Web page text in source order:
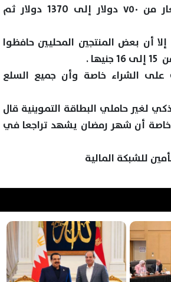
أسعار الزيت عالميا شهدت ارتفاعا في الأسعار من ٧٥٠ دولار إلى 1370 دولار ثم
أن بعض المنتجين المحليين حافظوا
.
على الشراء خاصة وأن جميع السلع
لغير حاملي البطاقة التموينية قال
خاصة أن شهر رمضان يشهد تراجعا في
للشبكة المالية